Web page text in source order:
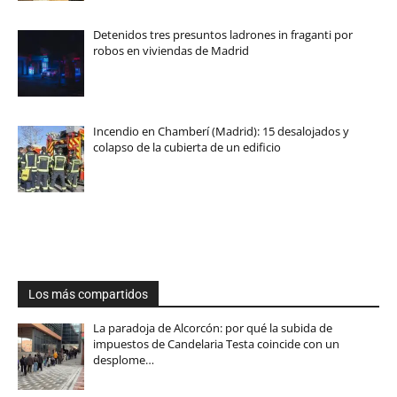
Detenidos tres presuntos ladrones in fraganti por
robos en viviendas de Madrid
Incendio en Chamberí (Madrid): 15 desalojados y
colapso de la cubierta de un edificio
Los más compartidos
La paradoja de Alcorcón: por qué la subida de
impuestos de Candelaria Testa coincide con un
desplome…